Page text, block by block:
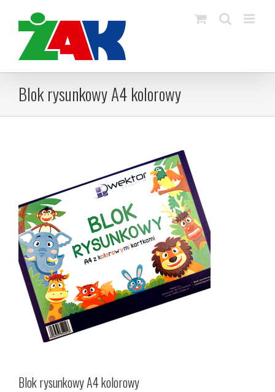
content
Blok rysunkowy A4 kolorowy
Blok rysunkowy A4 kolorowy